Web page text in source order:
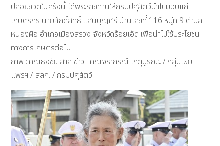
ปล่อยชีวิตในครั้งนี้ ได้พระราชทานให้กรมปศุสัตว์นำไปมอบแก่
เกษตรกร นายศักดิ์สิทธิ์ แสนบุญศรี บ้านเลขที่ 116 หมู่ที่ 9 ตำบล
หนองผือ อำเภอเมืองสรวง จังหวัดร้อยเอ็ด เพื่อนำไปใช้ประโยชน์
ทางการเกษตรต่อไป
ภาพ : คุณธงชัย สาลี ข่าว : คุณจิราภรณ์ เกตุบูรณะ / กลุ่มเผย
แพร่ฯ / สลก. / กรมปศุสัตว์